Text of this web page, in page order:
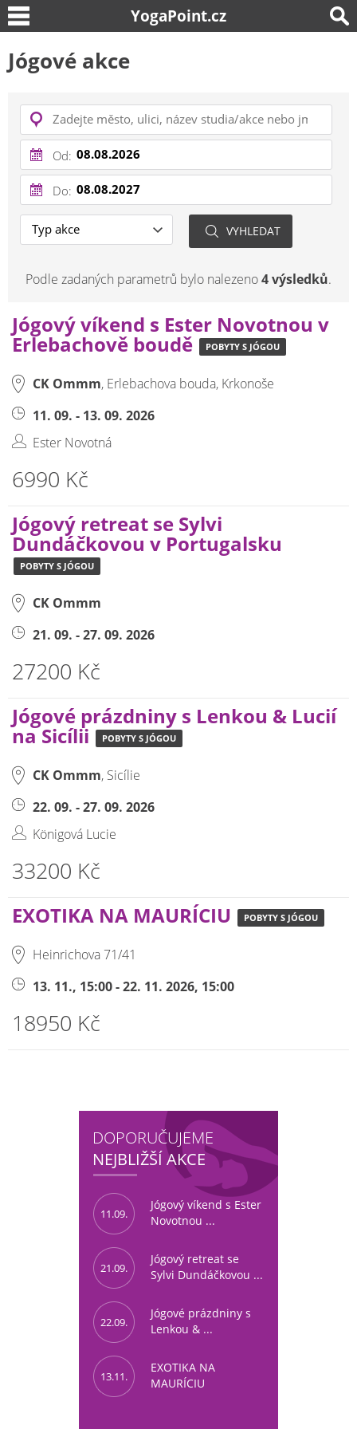
YogaPoint.cz
Jógové akce
Od:
Do:
Podle zadaných parametrů bylo nalezeno4 výsledků.
Jógový víkend s Ester Novotnou v
Erlebachově boudě POBYTY S JÓGOU
CK Ommm, Erlebachova bouda, Krkonoše
11. 09. - 13. 09. 2026
Ester Novotná
6990 Kč
Jógový retreat se Sylvi
Dundáčkovou v Portugalsku
POBYTY S JÓGOU
CK Ommm
21. 09. - 27. 09. 2026
27200 Kč
Jógové prázdniny s Lenkou & Lucií
na Sicílii POBYTY S JÓGOU
CK Ommm, Sicílie
22. 09. - 27. 09. 2026
Königová Lucie
33200 Kč
EXOTIKA NA MAURÍCIU POBYTY S JÓGOU
Heinrichova 71/41
13. 11., 15:00 - 22. 11. 2026, 15:00
18950 Kč
DOPORUČUJEME
NEJBLIŽŠÍ AKCE
11.09.
Jógový víkend s Ester
Novotnou ...
21.09.
Jógový retreat se
Sylvi Dundáčkovou ...
22.09.
Jógové prázdniny s
Lenkou & ...
13.11.
EXOTIKA NA
MAURÍCIU